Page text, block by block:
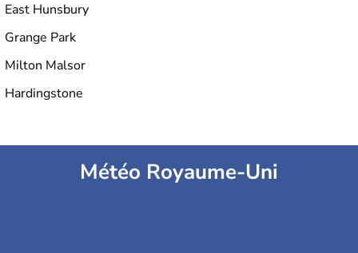
East Hunsbury
Grange Park
Milton Malsor
Hardingstone
Météo Royaume-Uni